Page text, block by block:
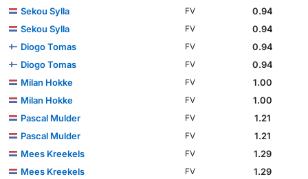
Sekou Sylla
FV
0.94
Sekou Sylla
FV
0.94
Diogo Tomas
FV
0.94
Diogo Tomas
FV
0.94
Milan Hokke
FV
1.00
Milan Hokke
FV
1.00
Pascal Mulder
FV
1.21
Pascal Mulder
FV
1.21
Mees Kreekels
FV
1.29
Mees Kreekels
FV 1.29